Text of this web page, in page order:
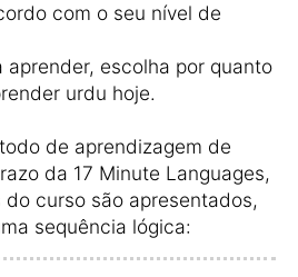
com o seu nível de
escolha por quanto
urdu hoje.
de aprendizagem de
da 17 Minute Languages,
curso são apresentados,
sequência lógica: